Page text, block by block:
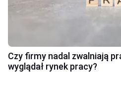
Czy firmy nadal zwalniają
wyglądał rynek pracy?